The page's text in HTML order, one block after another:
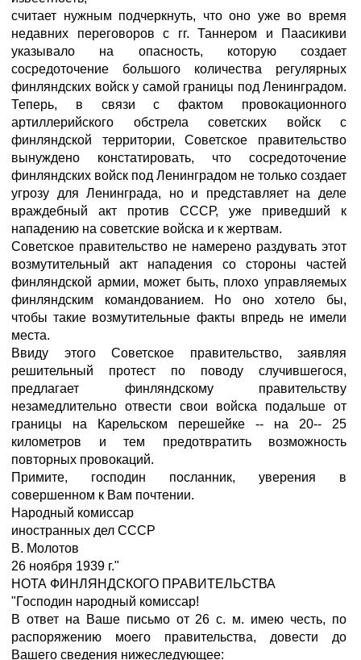
считает нужным подчеркнуть, что оно уже во время
недавних переговоров с гг. Таннером и Паасикиви
указывало на опасность, которую создает
сосредоточение большого количества регулярных
финляндских войск у самой границы под Ленинградом.
Теперь, в связи с фактом провокационного
артиллерийского обстрела советских войск с
финляндской территории, Советское правительство
вынуждено констатировать, что сосредоточение
финляндских войск под Ленинградом не только создает
угрозу для Ленинграда, но и представляет на деле
враждебный акт против СССР, уже приведший к
нападению на советские войска и к жертвам.
Советское правительство не намерено раздувать этот
возмутительный акт нападения со стороны частей
финляндской армии, может быть, плохо управляемых
финляндским командованием. Но оно хотело бы,
чтобы такие возмутительные факты впредь не имели
места.
Ввиду этого Советское правительство, заявляя
решительный протест по поводу случившегося,
предлагает финляндскому правительству
незамедлительно отвести свои войска подальше от
границы на Карельском перешейке -- на 20-- 25
километров и тем предотвратить возможность
повторных провокаций.
Примите, господин посланник, уверения в
совершенном к Вам почтении.
Народный комиссар
иностранных дел СССР
В. Молотов
26 ноября 1939 г."
НОТА ФИНЛЯНДСКОГО ПРАВИТЕЛЬСТВА
"Господин народный комиссар!
В ответ на Ваше письмо от 26 с. м. имею честь, по
распоряжению моего правительства, довести до
Вашего сведения нижеследующее: